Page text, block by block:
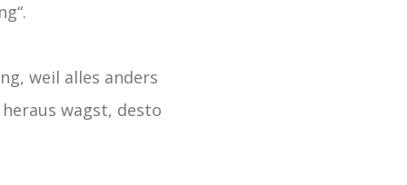
weil alles anders
wagst, desto